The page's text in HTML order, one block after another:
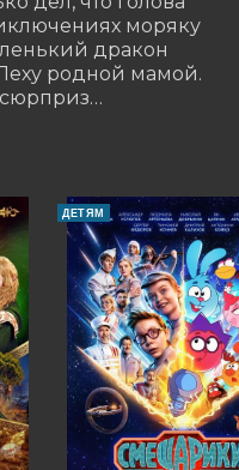
моряку
дракон
родной мамой.
ДЕТЯМ